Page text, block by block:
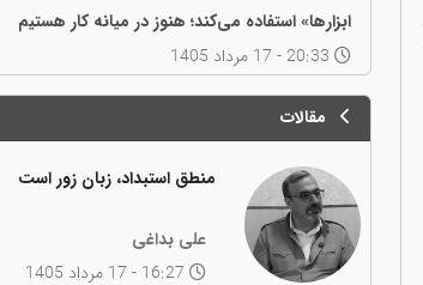
ابزارها» استفاده می‌کند؛ هنوز در میانه کار هستیم
مقالات
منطق استبداد، زبان زور است
علی بداغی
16:27 - 17 مرداد 1405